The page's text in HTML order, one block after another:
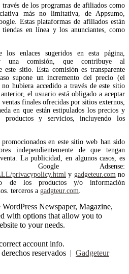
de los programas de afiliados como
más no limitativa, de Appsumo,
Estas plataformas de afiliados están
tiendas en línea y los anunciantes, como
enlaces sugeridos en esta página,
una comisión, que contribuye al
sitio. Esta comisión es transparente
supone un incremento del precio (el
hubiera accedido a través de este sitio
el usuario está obligado a aceptar
finales ofrecidas por sitios externos,
en que están estipulados los precios y
y servicios, incluyendo los
en este sitio web han sido
independientemente de que tengan
La publicidad, en algunos casos, es
Google Adsense:
privacypolicy.html y gadgeteur.com no
de los productos y/o información
terceros a gadgteur.com
Newspaper, Magazine,
with options that allow you to
to your needs.
account info.
reservados | Gadgeteur